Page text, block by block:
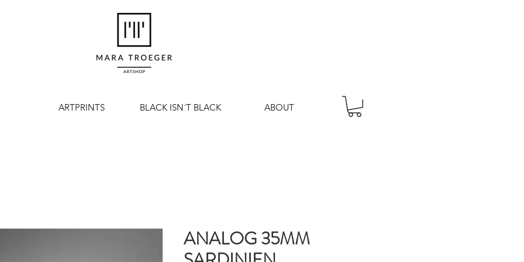
ARTPRINTS BLACK ISN´T BLACK ABOUT
ANALOG 35MM